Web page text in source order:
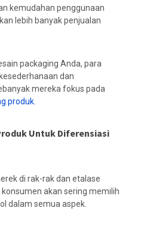
kemudahan penggunaan
lebih banyak penjualan
packaging Anda, para
dan
mereka fokus pada
produk.
Untuk Diferensiasi
di rak-rak dan etalase
akan sering memilih
dalam semua aspek.